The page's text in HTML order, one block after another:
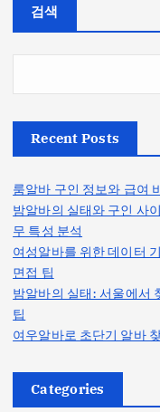
검색
Recent Posts
룸알바 구인 정보와 급여
밤알바의 실태와 구인 사
무 특성 분석
여성알바를 위한 데이터
면접 팁
밤알바의 실태: 서울에서
팁
여우알바로 초단기 알바
Categories